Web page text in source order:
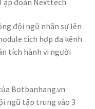
đội ngũ nhân sự lên
tích hợp đa kênh
tích hành vi người
Botbanhang.vn
ngũ tập trung vào 3